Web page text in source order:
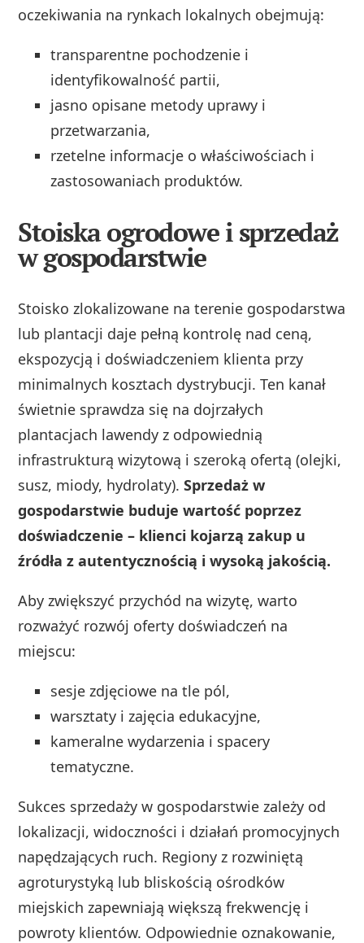
oczekiwania na rynkach lokalnych obejmują:
transparentne pochodzenie i
identyfikowalność partii,
jasno opisane metody uprawy i
przetwarzania,
rzetelne informacje o właściwościach i
zastosowaniach produktów.
Stoiska ogrodowe i sprzedaż
w gospodarstwie
Stoisko zlokalizowane na terenie gospodarstwa
lub plantacji daje pełną kontrolę nad ceną,
ekspozycją i doświadczeniem klienta przy
minimalnych kosztach dystrybucji. Ten kanał
świetnie sprawdza się na dojrzałych
plantacjach lawendy z odpowiednią
infrastrukturą wizytową i szeroką ofertą (olejki,
susz, miody, hydrolaty).Sprzedaż w
gospodarstwie buduje wartość poprzez
doświadczenie – klienci kojarzą zakup u
źródła z autentycznością i wysoką jakością.
Aby zwiększyć przychód na wizytę, warto
rozważyć rozwój oferty doświadczeń na
miejscu:
sesje zdjęciowe na tle pól,
warsztaty i zajęcia edukacyjne,
kameralne wydarzenia i spacery
tematyczne.
Sukces sprzedaży w gospodarstwie zależy od
lokalizacji, widoczności i działań promocyjnych
napędzających ruch. Regiony z rozwiniętą
agroturystyką lub bliskością ośrodków
miejskich zapewniają większą frekwencję i
powroty klientów. Odpowiednie oznakowanie,